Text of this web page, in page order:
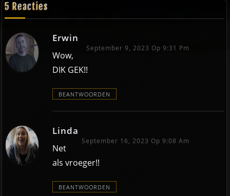
5 Reacties
Erwin
September 9, 2023 Op 9:31 Pm
Wow,
DIK GEK!!
BEANTWOORDEN
Linda
September 16, 2023 Op 9:08 Am
Net
als vroeger!!
BEANTWOORDEN